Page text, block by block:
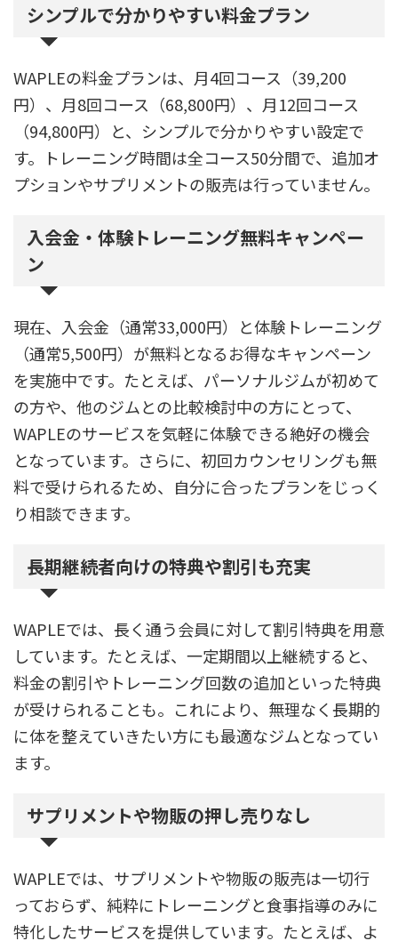
シンプルで分かりやすい料金プラン
WAPLEの料金プランは、月4回コース（39,200
円）、月8回コース（68,800円）、月12回コース
（94,800円）と、シンプルで分かりやすい設定で
す。トレーニング時間は全コース50分間で、追加オ
プションやサプリメントの販売は行っていません。
入会金・体験トレーニング無料キャンペー
ン
現在、入会金（通常33,000円）と体験トレーニング
（通常5,500円）が無料となるお得なキャンペーン
を実施中です。たとえば、パーソナルジムが初めて
の方や、他のジムとの比較検討中の方にとって、
WAPLEのサービスを気軽に体験できる絶好の機会
となっています。さらに、初回カウンセリングも無
料で受けられるため、自分に合ったプランをじっく
り相談できます。
長期継続者向けの特典や割引も充実
WAPLEでは、長く通う会員に対して割引特典を用意
しています。たとえば、一定期間以上継続すると、
料金の割引やトレーニング回数の追加といった特典
が受けられることも。これにより、無理なく長期的
に体を整えていきたい方にも最適なジムとなってい
ます。
サプリメントや物販の押し売りなし
WAPLEでは、サプリメントや物販の販売は一切行
っておらず、純粋にトレーニングと食事指導のみに
特化したサービスを提供しています。たとえば、よ